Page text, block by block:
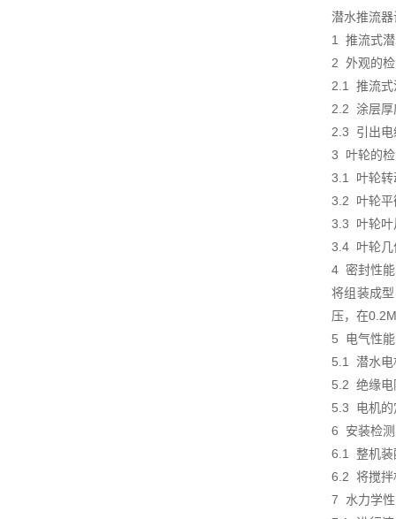
潜水推流
1 推流式
2 外观的
2.1 推流式
2.2 涂层厚
2.3 引出电
3 叶轮的
3.1 叶轮转
3.2 叶轮平
3.3 叶轮叶
3.4 叶轮几
4 密封性
将组装成
压，在
5 电气性
5.1 潜水电
5.2 绝缘电
5.3 电机的
6 安装检测
6.1 整机装
6.2 将搅拌
7 水力学